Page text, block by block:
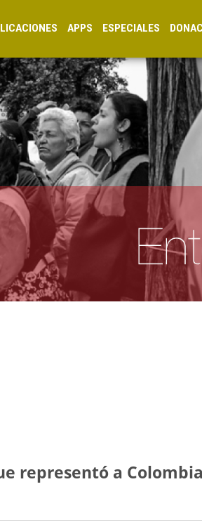
APPS ESPECIALES
representó a